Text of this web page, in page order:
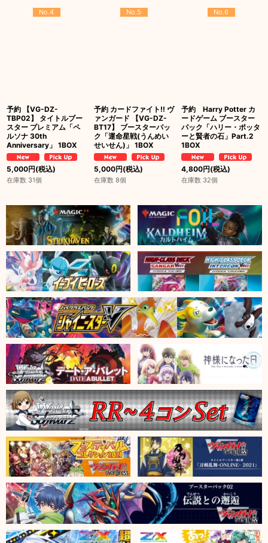
No.4
予約 【VG-DZ-
TBP02】 タイトルブー
スター プレミアム「ペ
ルソナ 30th
Anniversary」 1BOX
5,000円(税込)
在庫数 31個
No.5
予約 カードファイト!! ヴ
ァンガード 【VG-DZ-
BT17】 ブースターパッ
ク「運命星戦(うんめい
せいせん)」 1BOX
5,000円(税込)
在庫数 8個
No.6
予約 Harry Potter カ
ードゲーム ブースター
パック「ハリー・ポッタ
ーと賢者の石」Part.2
1BOX
4,800円(税込)
在庫数 32個